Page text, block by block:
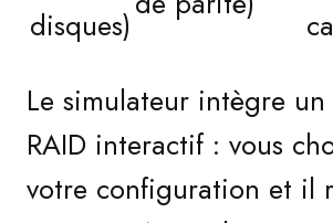
disques)
Le simulateur intègre
RAID interactif : vous
votre configuration et il